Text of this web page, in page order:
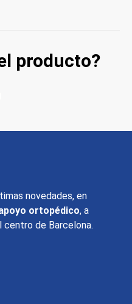
producto?
novedades, en
ortopédico, a
de Barcelona.